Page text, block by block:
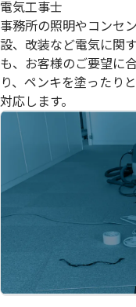
電気工事士
事務所の照明やコンセ
設、改装など電気に関
も、お客様のご要望に
り、ペンキを塗ったり
対応します。